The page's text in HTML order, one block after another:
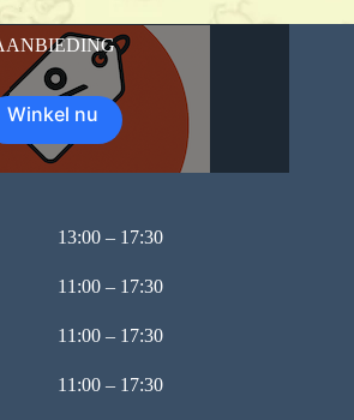
Winkel nu
13:00 – 17:30
11:00 – 17:30
11:00 – 17:30
11:00 – 17:30